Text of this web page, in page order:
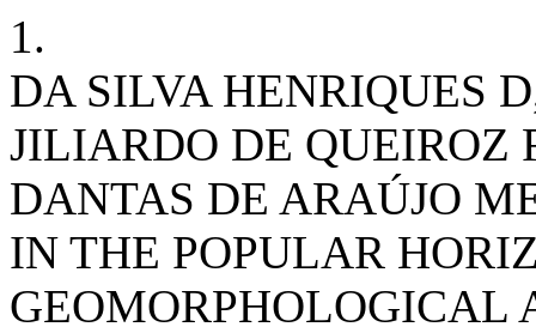
1.
DA SILVA HENRIQUES
JILIARDO DE QUEIROZ
DANTAS DE ARAÚJO
IN THE POPULAR
GEOMORPHOLOGICAL